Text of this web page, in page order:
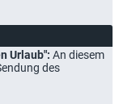
Urlaub": An diesem
des